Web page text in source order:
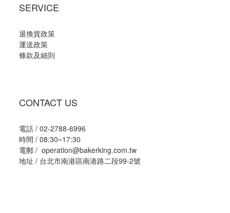
SERVICE
退換貨政策
運送政策
條款及細則
CONTACT US
電話 / 02-2788-6996
時間 / 08:30~17:30
電郵 / operation@bakerking.com.tw
地址 / 台北市南港區南港路二段99-2號